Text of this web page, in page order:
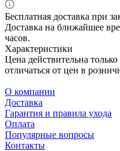
Бесплатная доставка при
Доставка на ближайшее
часов.
Характеристики
Цена действительна
отличаться от цен в
О компании
Доставка
Гарантия и правила ухода
Оплата
Популярные вопросы
Контакты